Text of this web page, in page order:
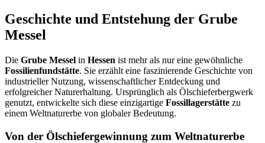
Geschichte und Entstehung der Grube
Messel
Die Grube Messel in Hessen ist mehr als nur eine gewöhnliche
Fossilienfundstätte. Sie erzählt eine faszinierende Geschichte von
industrieller Nutzung, wissenschaftlicher Entdeckung und
erfolgreicher Naturerhaltung. Ursprünglich als Ölschieferbergwerk
genutzt, entwickelte sich diese einzigartige Fossillagerstätte zu
einem Weltnaturerbe von globaler Bedeutung.
Von der Ölschiefergewinnung zum Weltnaturerbe